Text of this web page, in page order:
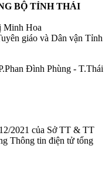
BỘ TỈNH THÁI
Minh Hoa
giáo và Dân vận Tỉnh
Đình Phùng - T.Thái
2021 của Sở TT & TT
Thông tin điện tử tổng